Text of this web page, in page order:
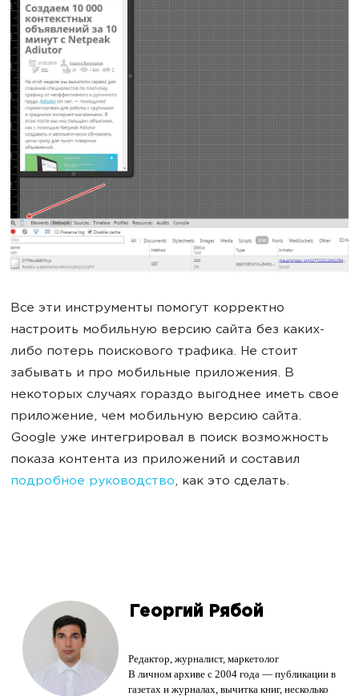
Все эти инструменты помогут корректно
настроить мобильную версию сайта без каких-
либо потерь поискового трафика. Не стоит
забывать и про мобильные приложения. В
некоторых случаях гораздо выгоднее иметь свое
приложение, чем мобильную версию сайта.
Google уже интегрировал в поиск возможность
показа контента из приложений и составил
подробное руководство, как это сделать.
Георгий Рябой
Редактор, журналист, маркетолог
В личном архиве с 2004 года — публикации в
газетах и журналах, вычитка книг, несколько